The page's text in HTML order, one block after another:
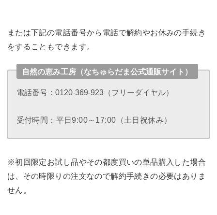
または下記の電話番号から電話で解約やお休みの手続き
をすることもできます。
自然の恵み工房（なちゅらだま公式通販サイト）
電話番号：0120-369-923（フリーダイヤル）
受付時間：平日9:00～17:00（土日祝休み）
※初回限定お試し品やその都度買いの単品購入した場合
は、その時限りの注文なので解約手続きの必要はありま
せん。